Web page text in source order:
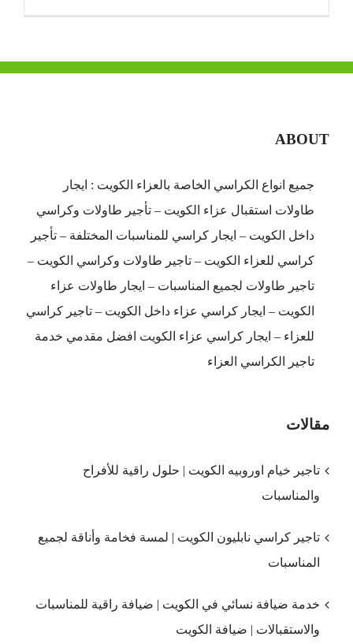
ABOUT
جميع انواع الكراسي الخاصة بالعزاء الكويت : ايجار
طاولات استقبال عزاء الكويت – تأجير طاولات وكراسي
داخل الكويت – ايجار كراسي للمناسبات المختلفة – تأجير
كراسي للعزاء الكويت – تاجير طاولات وكراسي الكويت –
تاجير طاولات لجميع المناسبات – ايجار طاولات عزاء
الكويت – ايجار كراسي عزاء داخل الكويت – تاجير كراسي
للعزاء – ايجار كراسي عزاء الكويت افضل مقدمي خدمة
تاجير الكراسي العزاء
مقالات
تاجير خيام اوروبيه الكويت | حلول راقية للأفراح
والمناسبات
تاجير كراسي نابليون الكويت | لمسة فخامة وأناقة لجميع
المناسبات
خدمة ضيافة نسائي في الكويت | ضيافة راقية للمناسبات
والاستقبالات | ضيافة الكويت